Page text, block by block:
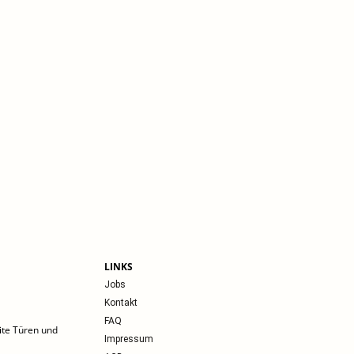
Türen und
LINKS
Jobs
Kontakt
FAQ
Impressum